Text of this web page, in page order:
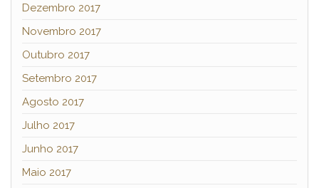
Dezembro 2017
Novembro 2017
Outubro 2017
Setembro 2017
Agosto 2017
Julho 2017
Junho 2017
Maio 2017